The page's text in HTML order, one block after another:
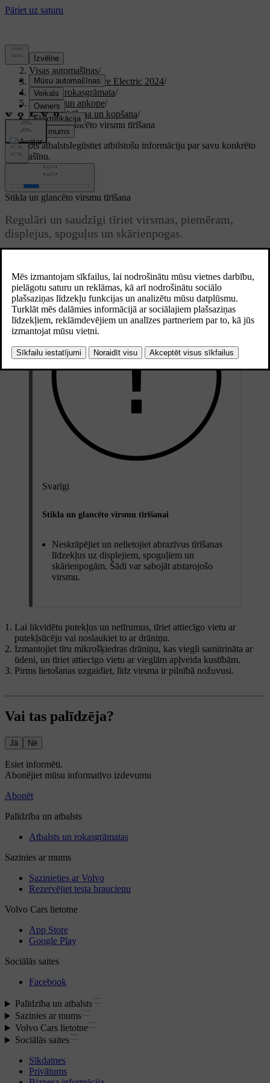
Atbalsts
Visas automašīnas/
XC40 Recharge Pure Electric 2024/
Lietotāja rokasgrāmata/
Kopšana un apkope/
Salona tīrīšana un kopšana/
Stikla un glancēto virsmu tīrīšana
Pielāgots atbalstsIegūstiet atbilstošu informāciju par savu konkrēto
automašīnu.
Pierakstīties
Stikla un glancēto virsmu tīrīšana
Regulāri un saudzīgi tīriet virsmas, piemēram,
displejus, spoguļus un skārienpogas.
Svarīgi
Stikla un glancēto virsmu tīrīšanai
Neskrāpējiet un nelietojiet abrazīvus tīrīšanas
līdzekļus uz displejiem, spoguļiem un
skārienpogām. Šādi var sabojāt atstarojošo
virsmu.
Lai likvidētu putekļus un netīrumus, tīriet attiecīgo vietu ar
putekļsūcēju vai noslaukiet to ar drāniņu.
Izmantojiet tīru mikrošķiedras drāniņu, kas viegli samitrināta ar
ūdeni, un tīriet attiecīgo vietu ar vieglām apļveida kustībām.
Pirms lietošanas uzgaidiet, līdz virsma ir pilnībā nožuvusi.
Vai tas palīdzēja?
Jā Nē